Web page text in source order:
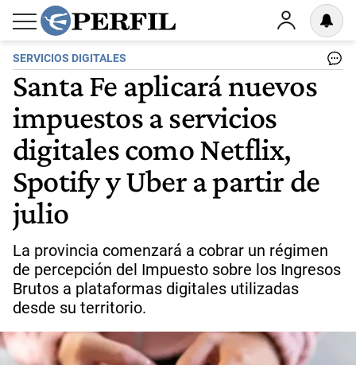
SERVICIOS DIGITALES
Santa Fe aplicará nuevos
impuestos a servicios
digitales como Netflix,
Spotify y Uber a partir de
julio
La provincia comenzará a cobrar un régimen
de percepción del Impuesto sobre los Ingresos
Brutos a plataformas digitales utilizadas
desde su territorio.